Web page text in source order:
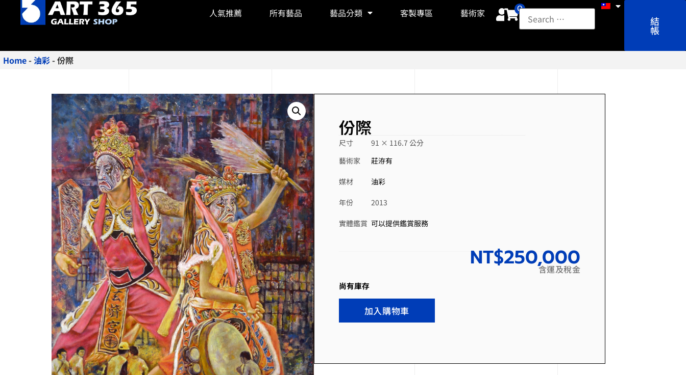
人氣推薦 所有藝品 藝品分類 客製專區 藝術家 0
結
帳
Home-油彩-份際
份際
尺寸
91 × 116.7 公分
藝術家
莊洊有
媒材 油彩
年份 2013
實體鑑賞 可以提供鑑賞服務
NT$250,000
含運及稅金
尚有庫存
加入購物車